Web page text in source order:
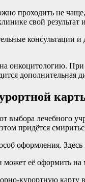
проходить не
свой результат
консультации
онкоцитологию.
дополнительная
выбора
придётся
оформления. Здесь
может её оформить на
курортную карту